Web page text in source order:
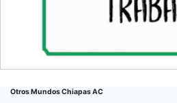
Otros Mundos Chiapas AC